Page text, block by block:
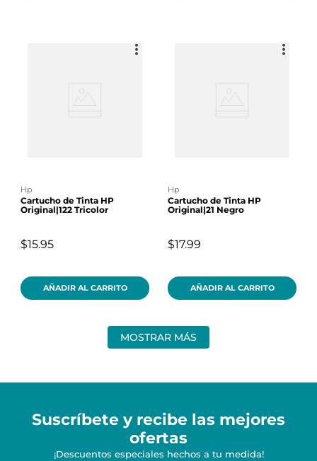
hp
Cartucho de Tinta HP
Original|122 Tricolor
$15.95
AÑADIR AL CARRITO
hp
Cartucho de Tinta HP
Original|21 Negro
$17.99
AÑADIR AL CARRITO
MOSTRAR MÁS
Suscríbete y recibe las mejores
ofertas
¡Descuentos especiales hechos a tu medida!